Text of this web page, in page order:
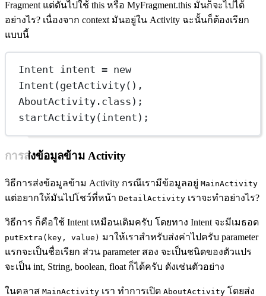
Fragment แต่ดันไปใช้ this หรือ MyFragment.this มันก็จะไปได้
อย่างไร? เนื่องจาก context มันอยู่ใน Activity ฉะนั้นก็ต้องเรียก
แบบนี้
Intent intent = new
Intent (getActivity(),
AboutActivity.class);
startActivity(intent);
การส่งข้อมูลข้าม Activity
วิธีการส่งข้อมูลข้าม Activity กรณีเรามีข้อมูลอยู่ MainActivity
แต่อยากให้มันไปโชว์ที่หน้า DetailActivity เราจะทำอย่างไร?
วิธีการ ก็คือใช้ Intent เหมือนเดิมครับ โดยทาง Intent จะมีเมธอด
putExtra(key, value) มาให้เราสำหรับส่งค่าไปครับ parameter
แรกจะเป็นชื่อเรียก ส่วน parameter สอง จะเป็นชนิดของตัวแปร
จะเป็น int, String, boolean, float ก็ได้ครับ ดังเช่นตัวอย่าง
ในคลาส MainActivity เรา ทำการเปิด AboutActivity โดยส่ง